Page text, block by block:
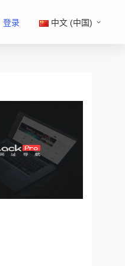
登录 中文 (中国)